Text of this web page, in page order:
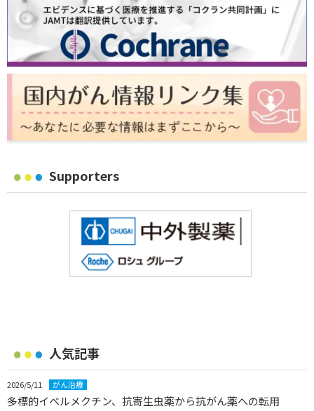
Supporters
人気記事
2026/5/11 がん治療
多標的イベルメクチン、抗寄生虫薬から抗がん薬への転用